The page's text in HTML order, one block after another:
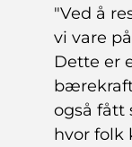
"Ved å
vi vare
Dette er
også fått
hvor folk